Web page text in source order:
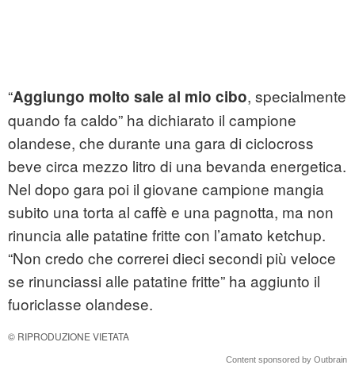
“Aggiungo molto sale al mio cibo, specialmente
quando fa caldo” ha dichiarato il campione
olandese, che durante una gara di ciclocross
beve circa mezzo litro di una bevanda energetica.
Nel dopo gara poi il giovane campione mangia
subito una torta al caffè e una pagnotta, ma non
rinuncia alle patatine fritte con l’amato ketchup.
“Non credo che correrei dieci secondi più veloce
se rinunciassi alle patatine fritte” ha aggiunto il
fuoriclasse olandese.
© RIPRODUZIONE VIETATA
Content sponsored by Outbrain